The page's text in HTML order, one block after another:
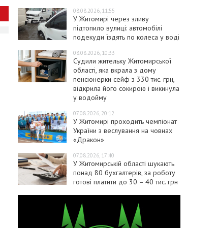
08.08.2026, 11:55
У Житомирі через зливу
підтопило вулиці: автомобілі
подекуди їздять по колеса у воді
08.08.2026, 10:33
Судили жительку Житомирської
області, яка вкрала з дому
пенсіонерки сейф з 330 тис. грн,
відкрила його сокирою і викинула
у водойму
07.08.2026, 20:12
У Житомирі проходить чемпіонат
України з веслування на човнах
«Дракон»
07.08.2026, 17:40
У Житомирській області шукають
понад 80 бухгалтерів, за роботу
готові платити до 30 – 40 тис. грн